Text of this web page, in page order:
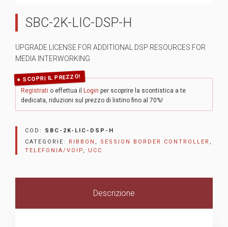
SBC-2K-LIC-DSP-H
UPGRADE LICENSE FOR ADDITIONAL DSP RESOURCES FOR
MEDIA INTERWORKING
SCOPRI IL PREZZO!
Registrati o effettua il Login per scoprire la scontistica a te
dedicata, riduzioni sul prezzo di listino fino al 70%!
COD: SBC-2K-LIC-DSP-H
CATEGORIE: RIBBON , SESSION BORDER CONTROLLER ,
TELEFONIA/VOIP, UCC
Descrizione